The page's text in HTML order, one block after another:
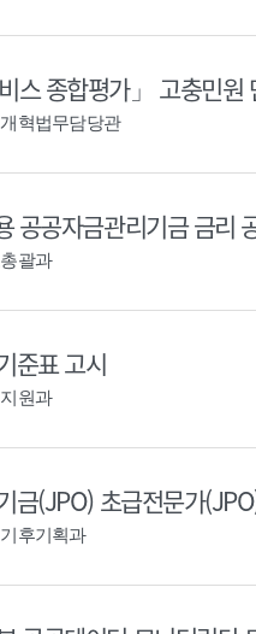
스 종합평가」 고충민
혁법무담당관
공공자금관리기금 금리
괄과
준표 고시
원과
금(JPO) 초급전문가
후기획과